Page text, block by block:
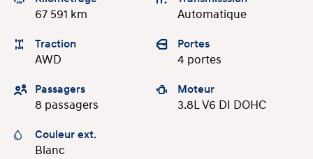
67 591 km Automatique
Traction
AWD
Portes
4 portes
Passagers
8 passagers
Moteur
3.8L V6 DI DOHC
Couleur ext.
Blanc